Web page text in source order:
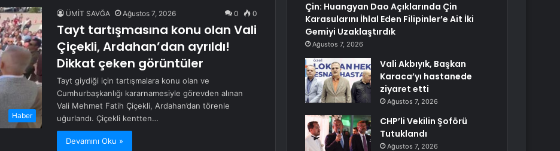
Haber
ÜMİT SAVĞA Ağustos 7, 2026 0 0
Tayt tartışmasına konu olan Vali
Çiçekli, Ardahan’dan ayrıldı!
Dikkat çeken görüntüler
Tayt giydiği için tartışmalara konu olan ve
Cumhurbaşkanlığı kararnamesiyle görevden alınan
Vali Mehmet Fatih Çiçekli, Ardahan’dan törenle
uğurlandı. Çiçekli kentten…
Devamını Oku »
Çin: Huangyan Dao Açıklarında Çin
Karasularını İhlal Eden Filipinler’e Ait İki
Gemiyi Uzaklaştırdık
Ağustos 7, 2026
Vali Akbıyık, Başkan
Karaca’yı hastanede
ziyaret etti
Ağustos 7, 2026
CHP’li Vekilin Şoförü
Tutuklandı
Ağustos 7, 2026